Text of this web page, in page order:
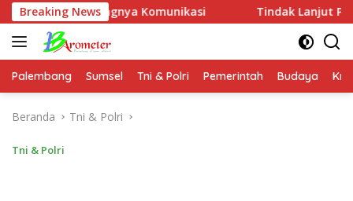
Langsung
ke
konten
Breaking News
Komunikasi Tindak Lanjut Perintah
Palembang Sumsel Tni & Polri Pemerintah Budaya
Beranda Tni & Polri
Tni & Polri